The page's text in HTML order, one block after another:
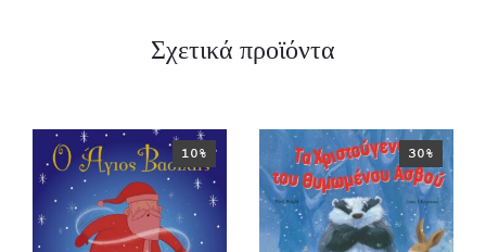
Σχετικά προϊόντα
10% 30%